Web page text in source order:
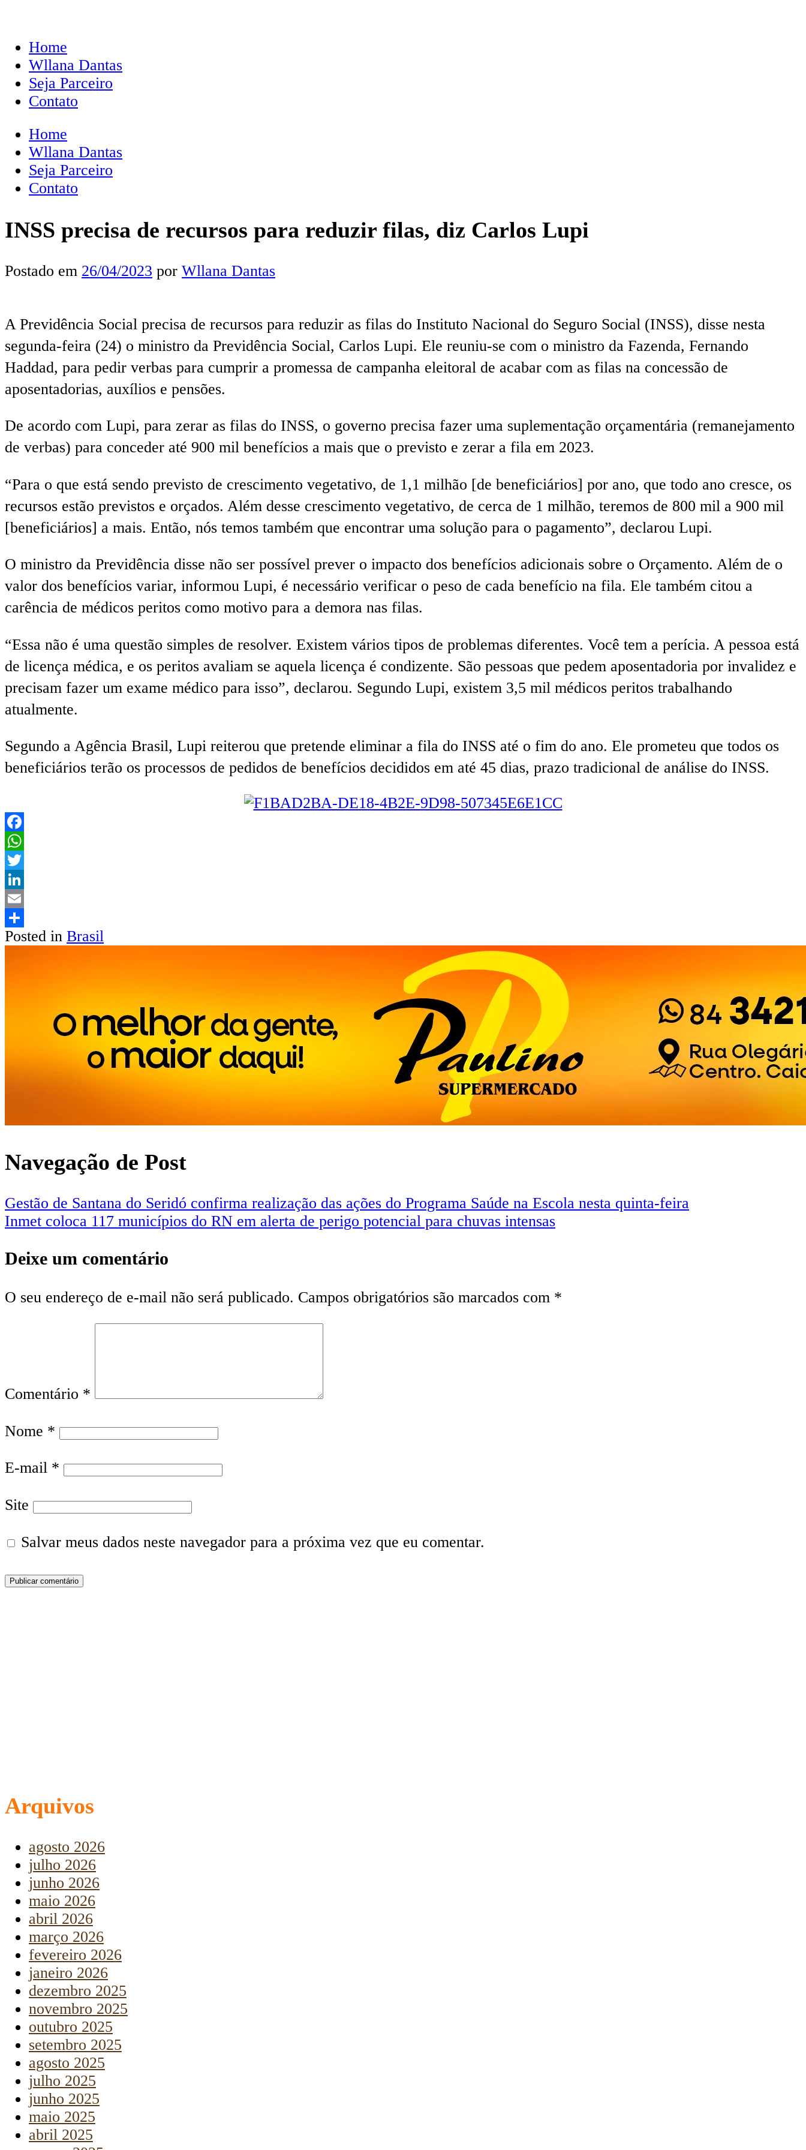
Home
Wllana Dantas
Seja Parceiro
Contato
Home
Wllana Dantas
Seja Parceiro
Contato
INSS precisa de recursos para reduzir filas, diz Carlos Lupi
Postado em 26/04/2023 por Wllana Dantas
A Previdência Social precisa de recursos para reduzir as filas do Instituto Nacional do Seguro Social (INSS), disse nesta
segunda-feira (24) o ministro da Previdência Social, Carlos Lupi. Ele reuniu-se com o ministro da Fazenda, Fernando
Haddad, para pedir verbas para cumprir a promessa de campanha eleitoral de acabar com as filas na concessão de
aposentadorias, auxílios e pensões.
De acordo com Lupi, para zerar as filas do INSS, o governo precisa fazer uma suplementação orçamentária (remanejamento
de verbas) para conceder até 900 mil benefícios a mais que o previsto e zerar a fila em 2023.
“Para o que está sendo previsto de crescimento vegetativo, de 1,1 milhão [de beneficiários] por ano, que todo ano cresce, os
recursos estão previstos e orçados. Além desse crescimento vegetativo, de cerca de 1 milhão, teremos de 800 mil a 900 mil
[beneficiários] a mais. Então, nós temos também que encontrar uma solução para o pagamento”, declarou Lupi.
O ministro da Previdência disse não ser possível prever o impacto dos benefícios adicionais sobre o Orçamento. Além de o
valor dos benefícios variar, informou Lupi, é necessário verificar o peso de cada benefício na fila. Ele também citou a
carência de médicos peritos como motivo para a demora nas filas.
“Essa não é uma questão simples de resolver. Existem vários tipos de problemas diferentes. Você tem a perícia. A pessoa está
de licença médica, e os peritos avaliam se aquela licença é condizente. São pessoas que pedem aposentadoria por invalidez e
precisam fazer um exame médico para isso”, declarou. Segundo Lupi, existem 3,5 mil médicos peritos trabalhando
atualmente.
Segundo a Agência Brasil, Lupi reiterou que pretende eliminar a fila do INSS até o fim do ano. Ele prometeu que todos os
beneficiários terão os processos de pedidos de benefícios decididos em até 45 dias, prazo tradicional de análise do INSS.
Facebook
WhatsApp
Twitter
LinkedIn
Email
Share
Posted in Brasil
Navegação de Post
Gestão de Santana do Seridó confirma realização das ações do Programa Saúde na Escola nesta quinta-feira
Inmet coloca 117 municípios do RN em alerta de perigo potencial para chuvas intensas
Deixe um comentário
O seu endereço de e-mail não será publicado. Campos obrigatórios são marcados com *
Comentário *
Nome *
E-mail *
Site
Salvar meus dados neste navegador para a próxima vez que eu comentar.
Arquivos
agosto 2026
julho 2026
junho 2026
maio 2026
abril 2026
março 2026
fevereiro 2026
janeiro 2026
dezembro 2025
novembro 2025
outubro 2025
setembro 2025
agosto 2025
julho 2025
junho 2025
maio 2025
abril 2025